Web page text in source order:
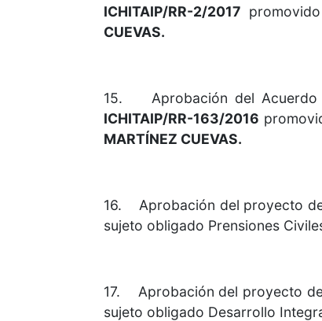
ICHITAIP/RR-2/2017
CUEVAS.
15. Aprobación del Acuerdo
ICHITAIP/RR-163/2016
MARTÍNEZ CUEVAS.
16. Aprobación del proyecto
sujeto obligado Prensiones
17. Aprobación del proyecto
sujeto obligado Desarrollo